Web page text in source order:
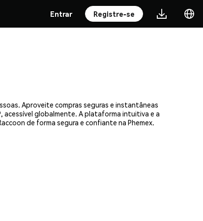
Entrar Registre-se
Aproveite compras seguras e instantâneas
globalmente. A plataforma intuitiva e a
de forma segura e confiante na Phemex.